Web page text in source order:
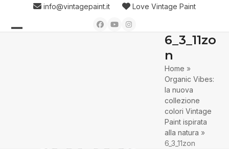
content
info@vintagepaint.it Love Vintage Paint
Facebook
YouTubeInstagram
6_3_11zo
n
Home »
Organic Vibes:
la nuova
collezione
colori Vintage
Paint ispirata
alla natura »
6_3_11zon